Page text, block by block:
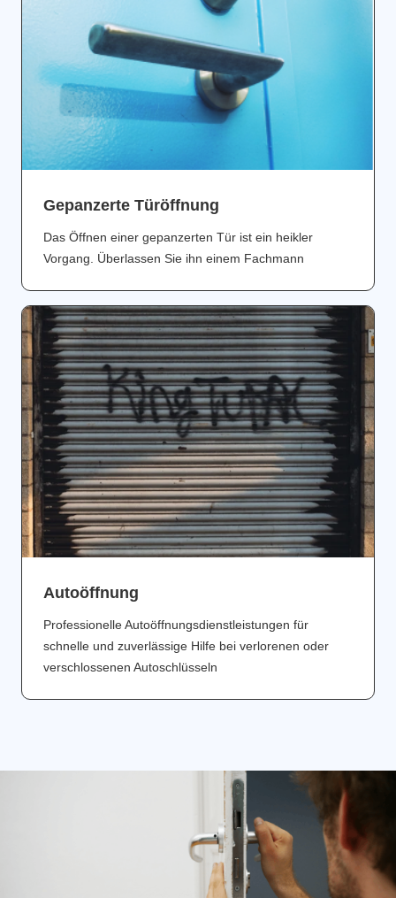
Gepanzerte Türöffnung
Das Öffnen einer gepanzerten Tür ist ein heikler
Vorgang. Überlassen Sie ihn einem Fachmann
Аutoöffnung
Professionelle Autoöffnungsdienstleistungen für
schnelle und zuverlässige Hilfe bei verlorenen oder
verschlossenen Autoschlüsseln